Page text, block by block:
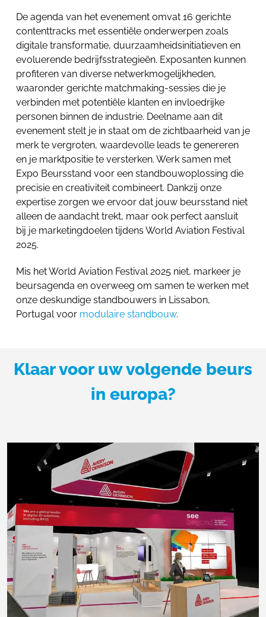
De agenda van het evenement omvat 16 gerichte
contenttracks met essentiële onderwerpen zoals
digitale transformatie, duurzaamheidsinitiatieven en
evoluerende bedrijfsstrategieën. Exposanten kunnen
profiteren van diverse netwerkmogelijkheden,
waaronder gerichte matchmaking-sessies die je
verbinden met potentiële klanten en invloedrijke
personen binnen de industrie. Deelname aan dit
evenement stelt je in staat om de zichtbaarheid van je
merk te vergroten, waardevolle leads te genereren
en je marktpositie te versterken. Werk samen met
Expo Beursstand voor een standbouwoplossing die
precisie en creativiteit combineert. Dankzij onze
expertise zorgen we ervoor dat jouw beursstand niet
alleen de aandacht trekt, maar ook perfect aansluit
bij je marketingdoelen tijdens World Aviation Festival
2025.
Mis het World Aviation Festival 2025 niet, markeer je
beursagenda en overweeg om samen te werken met
onze deskundige standbouwers in Lissabon,
Portugal voor modulaire standbouw.
Klaar voor uw volgende beurs
in europa?